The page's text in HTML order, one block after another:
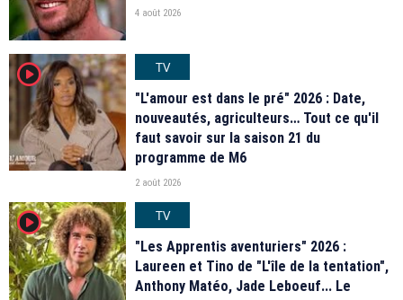
4 août 2026
player2
TV
"L'amour est dans le pré" 2026 : Date,
nouveautés, agriculteurs… Tout ce qu'il
faut savoir sur la saison 21 du
programme de M6
2 août 2026
player2
TV
"Les Apprentis aventuriers" 2026 :
Laureen et Tino de "L'île de la tentation",
Anthony Matéo, Jade Leboeuf... Le